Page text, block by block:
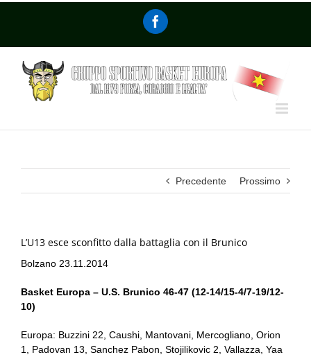
Precedente Prossimo
L’U13 esce sconfitto dalla battaglia con il Brunico
Bolzano 23.11.2014
Basket Europa – U.S. Brunico 46-47 (12-14/15-4/7-19/12-
10)
Europa: Buzzini 22, Caushi, Mantovani, Mercogliano, Orion
1, Padovan 13, Sanchez Pabon, Stojilikovic 2, Vallazza, Yaa